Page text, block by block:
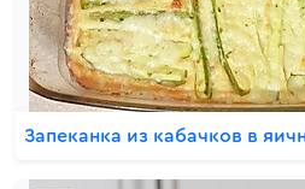
Запеканка из кабачков в